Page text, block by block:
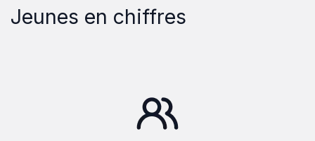
Jeunes en chiffres